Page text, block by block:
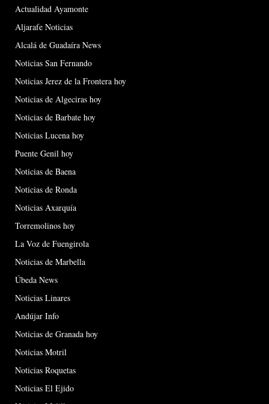
Actualidad Ayamonte
Aljarafe Noticias
Alcalá de Guadaíra News
Noticias San Fernando
Noticias Jerez de la Frontera hoy
Noticias de Algeciras hoy
Noticias de Barbate hoy
Noticias Lucena hoy
Puente Genil hoy
Noticias de Baena
Noticias de Ronda
Noticias Axarquía
Torremolinos hoy
La Voz de Fuengirola
Noticias de Marbella
Úbeda News
Noticias Linares
Andújar Info
Noticias de Granada hoy
Noticias Motril
Noticias Roquetas
Noticias El Ejido